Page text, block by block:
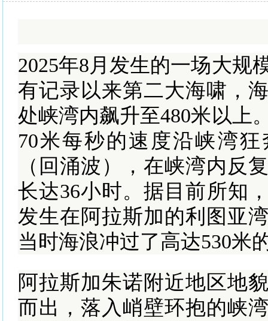
2025年8月发生的一场大规
有记录以来第二大海啸，
处峡湾内飙升至480米以上
70米每秒的速度沿峡湾
（回涌波），在峡湾内反
长达36小时。据目前所知
发生在阿拉斯加的利图亚
当时海浪冲过了高达530米
阿拉斯加朱诺附近地区地
而出，落入峭壁环抱的峡